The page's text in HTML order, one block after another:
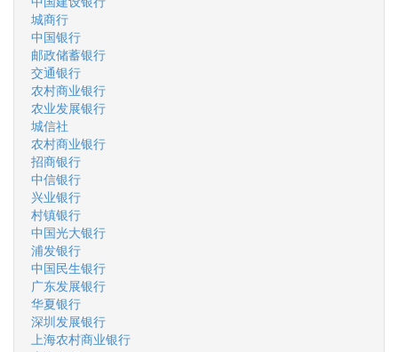
城商行
中国银行
邮政储蓄银行
交通银行
农村商业银行
农业发展银行
城信社
农村商业银行
招商银行
中信银行
兴业银行
村镇银行
中国光大银行
浦发银行
中国民生银行
广东发展银行
华夏银行
深圳发展银行
上海农村商业银行